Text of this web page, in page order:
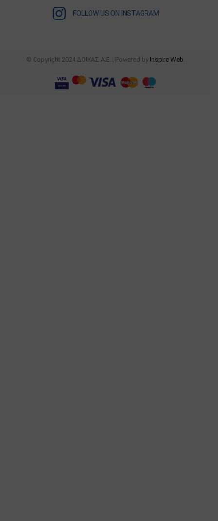
FOLLOW US ON INSTAGRAM
© Copyright 2024 ΔΟΙΚΑΣ Α.Ε. | Powered by Inspire Web.